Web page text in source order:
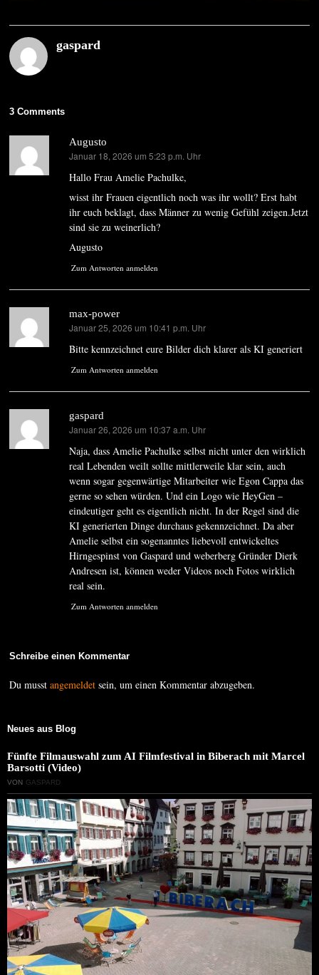
gaspard
3 Comments
Augusto
sagt:
Januar 18, 2026 um 5:23 p.m. Uhr
Hallo Frau Amelie Pachulke,
wisst ihr Frauen eigentlich noch was ihr wollt? Erst habt
ihr euch beklagt, dass Männer zu wenig Gefühl zeigen.Jetzt
sind sie zu weinerlich?
Augusto
Zum Antworten anmelden
max-power
sagt:
Januar 25, 2026 um 10:41 p.m. Uhr
Bitte kennzeichnet eure Bilder dich klarer als KI generiert
Zum Antworten anmelden
gaspard
sagt:
Januar 26, 2026 um 10:37 a.m. Uhr
Naja, dass Amelie Pachulke selbst nicht unter den wirklich
real Lebenden weilt sollte mittlerweile klar sein, auch
wenn sogar gegenwärtige Mitarbeiter wie Egon Cappa das
gerne so sehen würden. Und ein Logo wie HeyGen –
eindeutiger geht es eigentlich nicht. In der Regel sind die
KI generierten Dinge durchaus gekennzeichnet. Da aber
Amelie selbst ein sogenanntes liebevoll entwickeltes
Hirngespinst von Gaspard und weberberg Gründer Dierk
Andresen ist, können weder Videos noch Fotos wirklich
real sein.
Zum Antworten anmelden
Schreibe einen Kommentar
Du musstangemeldet sein, um einen Kommentar abzugeben.
Neues aus Blog
Fünfte Filmauswahl zum AI Filmfestival in Biberach mit Marcel
Barsotti (Video)
VON GASPARD